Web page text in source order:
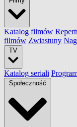
Katalog filmów
filmów Zwiastuny
TV
Katalog seriali
Społeczność